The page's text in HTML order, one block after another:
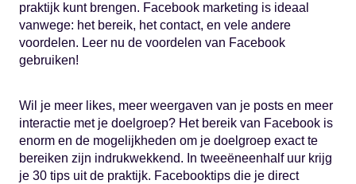
praktijk kunt brengen. Facebook marketing is ideaal
vanwege: het bereik, het contact, en vele andere
voordelen. Leer nu de voordelen van Facebook
gebruiken!
Wil je meer likes, meer weergaven van je posts en meer
interactie met je doelgroep? Het bereik van Facebook is
enorm en de mogelijkheden om je doelgroep exact te
bereiken zijn indrukwekkend. In tweeëneenhalf uur krijg
je 30 tips uit de praktijk. Facebooktips die je direct